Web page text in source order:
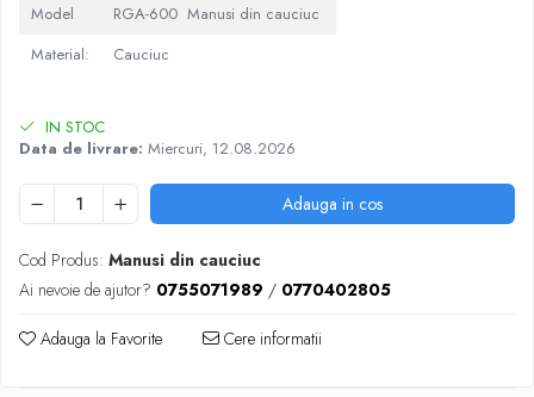
Model
RGA-600 Manusi din cauciuc
Material:
Cauciuc
IN STOC
Data de livrare: Miercuri, 12.08.2026
Adauga in cos
Cod Produs: Manusi din cauciuc
Ai nevoie de ajutor? 0755071989 / 0770402805
Adauga la Favorite Cere informatii